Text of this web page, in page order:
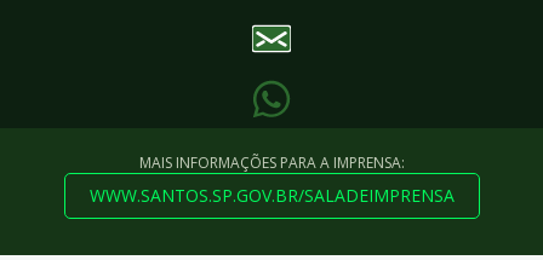
MAIS INFORMAÇÕES PARA A IMPRENSA:
WWW.SANTOS.SP.GOV.BR/SALADEIMPRENSA